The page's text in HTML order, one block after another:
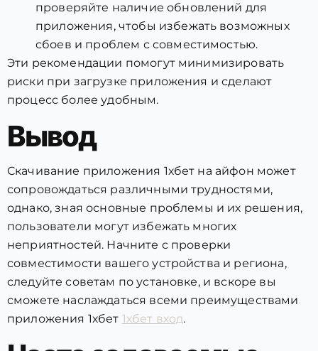
проверяйте наличие обновлений для
приложения, чтобы избежать возможных
сбоев и проблем с совместимостью.
Эти рекомендации помогут минимизировать
риски при загрузке приложения и сделают
процесс более удобным.
Вывод
Скачивание приложения 1хбет на айфон может
сопровождаться различными трудностями,
однако, зная основные проблемы и их решения,
пользователи могут избежать многих
неприятностей. Начните с проверки
совместимости вашего устройства и региона,
следуйте советам по установке, и вскоре вы
сможете наслаждаться всеми преимуществами
приложения 1хбет 1хбет вход.